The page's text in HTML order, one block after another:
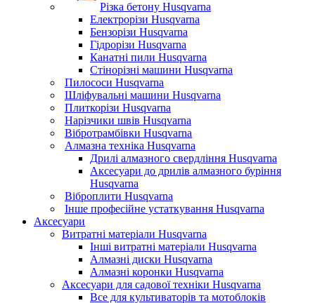
Різка бетону Husqvarna
Електрорізи Husqvarna
Бензорізи Husqvarna
Гідрорізи Husqvarna
Канатні пили Husqvarna
Стінорізні машини Husqvarna
Пилососи Husqvarna
Шліфувальні машини Husqvarna
Плиткорізи Husqvarna
Нарізчики швів Husqvarna
Вібротрамбівки Husqvarna
Алмазна техніка Husqvarna
Дрилі алмазного свердління Husqvarna
Аксесуари до дрилів алмазного буріння
Husqvarna
Віброплити Husqvarna
Інше професійне устаткування Husqvarna
Аксесуари
Витратні матеріали Husqvarna
Інші витратні матеріали Husqvarna
Алмазні диски Husqvarna
Алмазні коронки Husqvarna
Аксесуари для садової техніки Husqvarna
Все для культиваторів та мотоблоків